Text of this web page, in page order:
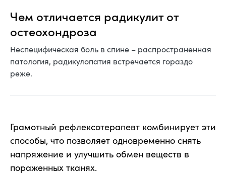
Чем отличается радикулит от
остеохондроза
Неспецифическая боль в спине – распространенная
патология, радикулопатия встречается гораздо
реже.
Грамотный рефлексотерапевт комбинирует эти
способы, что позволяет одновременно снять
напряжение и улучшить обмен веществ в
пораженных тканях.